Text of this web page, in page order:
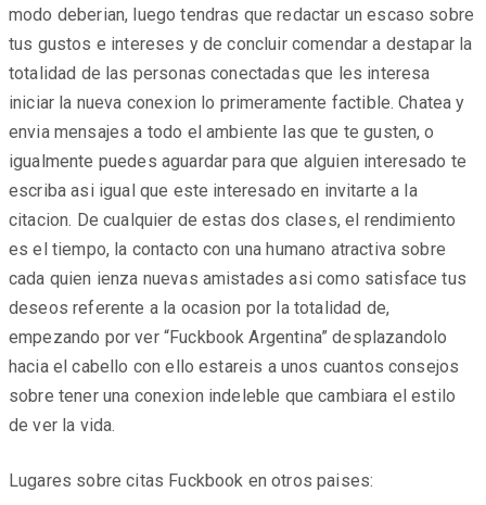
modo deberi­an, luego tendras que redactar un escaso sobre
tus gustos e intereses y de concluir comendar a destapar la
totalidad de las personas conectadas que les interesa
iniciar la nueva conexion lo primeramente factible. Chatea y
envia mensajes a todo el ambiente las que te gusten, o
igualmente puedes aguardar para que alguien interesado te
escriba asi­ igual que este interesado en invitarte a la
citacion. De cualquier de estas dos clases, el rendimiento
es el tiempo, la contacto con una humano atractiva sobre
cada quien ienza nuevas amistades asi­ como satisface tus
deseos referente a la ocasion por la totalidad de,
empezando por ver “Fuckbook Argentina” desplazandolo
hacia el cabello con ello estareis a unos cuantos consejos
sobre tener una conexion indeleble que cambiara el estilo
de ver la vida.
Lugares sobre citas Fuckbook en otros paises: